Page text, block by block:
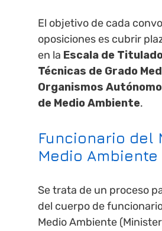
El objetivo de cada
oposiciones es cubrir
en la Escala de
Técnicas de Grado
Organismos
de Medio Ambiente.
Funcionario del
Medio Ambiente
Se trata de un proceso
del cuerpo de
Medio Ambiente